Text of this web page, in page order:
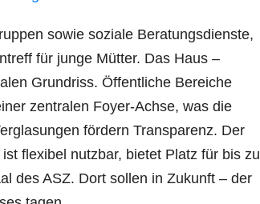
sowie soziale Beratungsdienste,
für junge Mütter. Das Haus –
Grundriss. Öffentliche Bereiche
zentralen Foyer-Achse, was die
fördern Transparenz. Der
flexibel nutzbar, bietet Platz für bis zu
des ASZ. Dort sollen in Zukunft – der